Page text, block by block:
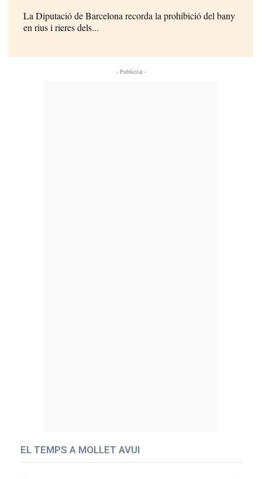
La Diputació de Barcelona recorda la prohibició del bany
en rius i rieres dels...
- Publicitat -
EL TEMPS A MOLLET AVUI